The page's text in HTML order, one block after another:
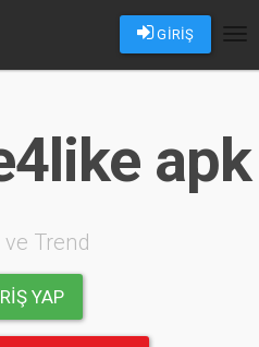
GİRİŞ
apk
Trend
YAP